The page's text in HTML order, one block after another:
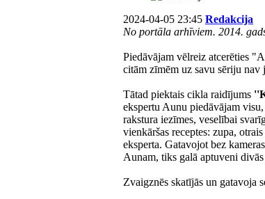
2024-04-05 23:45 Redakcija
No portāla arhīviem. 2014.
Piedāvājam vēlreiz atcerēties
citām zīmēm uz savu sēriju
Tātad piektais cikla raidījums
ekspertu Aunu piedāvājam
rakstura iezīmes, veselībai
vienkāršas receptes: zupa,
eksperta. Gatavojot bez
Aunam, tiks galā aptuveni divās
Zvaigznēs skatījās un gatavoja